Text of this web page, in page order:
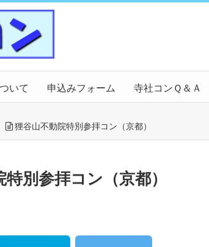
いて 申込みフォーム 寺社コンＱ＆Ａ
狸谷山不動院特別参拝コン（京都）
別参拝コン（京都）